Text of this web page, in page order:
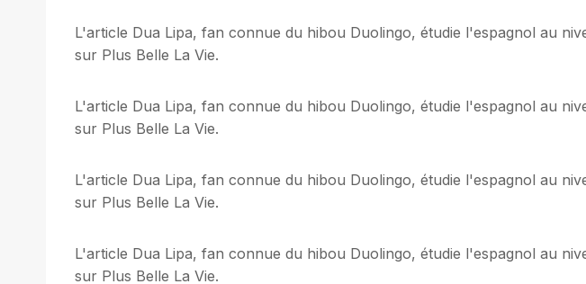
L'article Dua Lipa, fan connue du hibou Duolingo, étudie l'espagnol au
sur Plus Belle La Vie.
L'article Dua Lipa, fan connue du hibou Duolingo, étudie l'espagnol au
sur Plus Belle La Vie.
L'article Dua Lipa, fan connue du hibou Duolingo, étudie l'espagnol au
sur Plus Belle La Vie.
L'article Dua Lipa, fan connue du hibou Duolingo, étudie l'espagnol au
sur Plus Belle La Vie.